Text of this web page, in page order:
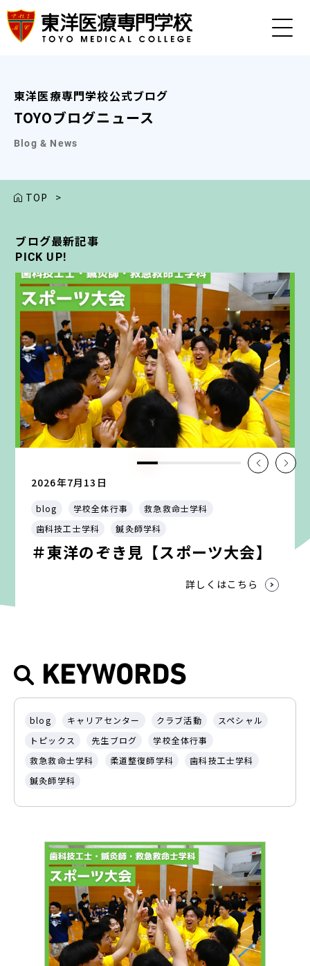
東洋医療専門学校公式ブログ
TOYOブログニュース
Blog & News
TOP >
ブログ最新記事
PICK UP!
2026年7月13日
blog 学校全体行事
救急救命士学科
歯科技工士学科
鍼灸師学科
＃東洋のぞき見【スポーツ大会】
詳しくはこちら
ブログ最新記事
PICK UP!
ブログ最新記事
PICK UP!
ブログ最新記事
PICK UP!
ブログ最新記事
PICK UP!
KEYWORDS
blog キャリアセンター クラブ活動
スペシャル
トピックス
先生ブログ
学校全体行事
救急救命士学科
柔道整復師学科
歯科技工士学科
鍼灸師学科